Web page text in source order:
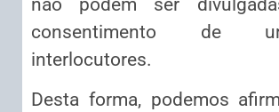
consentimento de
interlocutores.
Desta forma, podemos